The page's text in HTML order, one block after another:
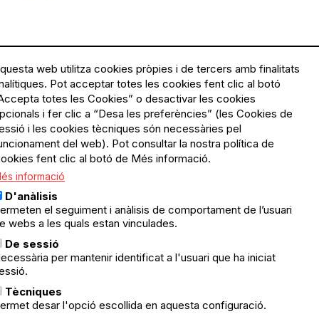
Menú
Legal
Política de privacitat
Avís legal
Política de cookies
organitzadors.
web utilitza cookies pròpies i de tercers amb finalitats
Pot acceptar totes les cookies fent clic al botó
totes les Cookies” o desactivar les cookies
i fer clic a “Desa les preferències” (les Cookies de
i les cookies tècniques són necessàries pel
del web). Pot consultar la nostra política de
fent clic al botó de Més informació.
informació
D'anàlisis
el seguiment i anàlisis de comportament de l’usuari
webs a les quals estan vinculades.
De sessió
per mantenir identificat a l'usuari que ha iniciat
Tècniques
desar l'opció escollida en aquesta configuració.